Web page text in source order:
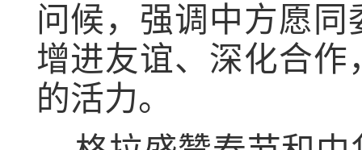
问候，强调中方愿
增进友谊、深化合
的活力。